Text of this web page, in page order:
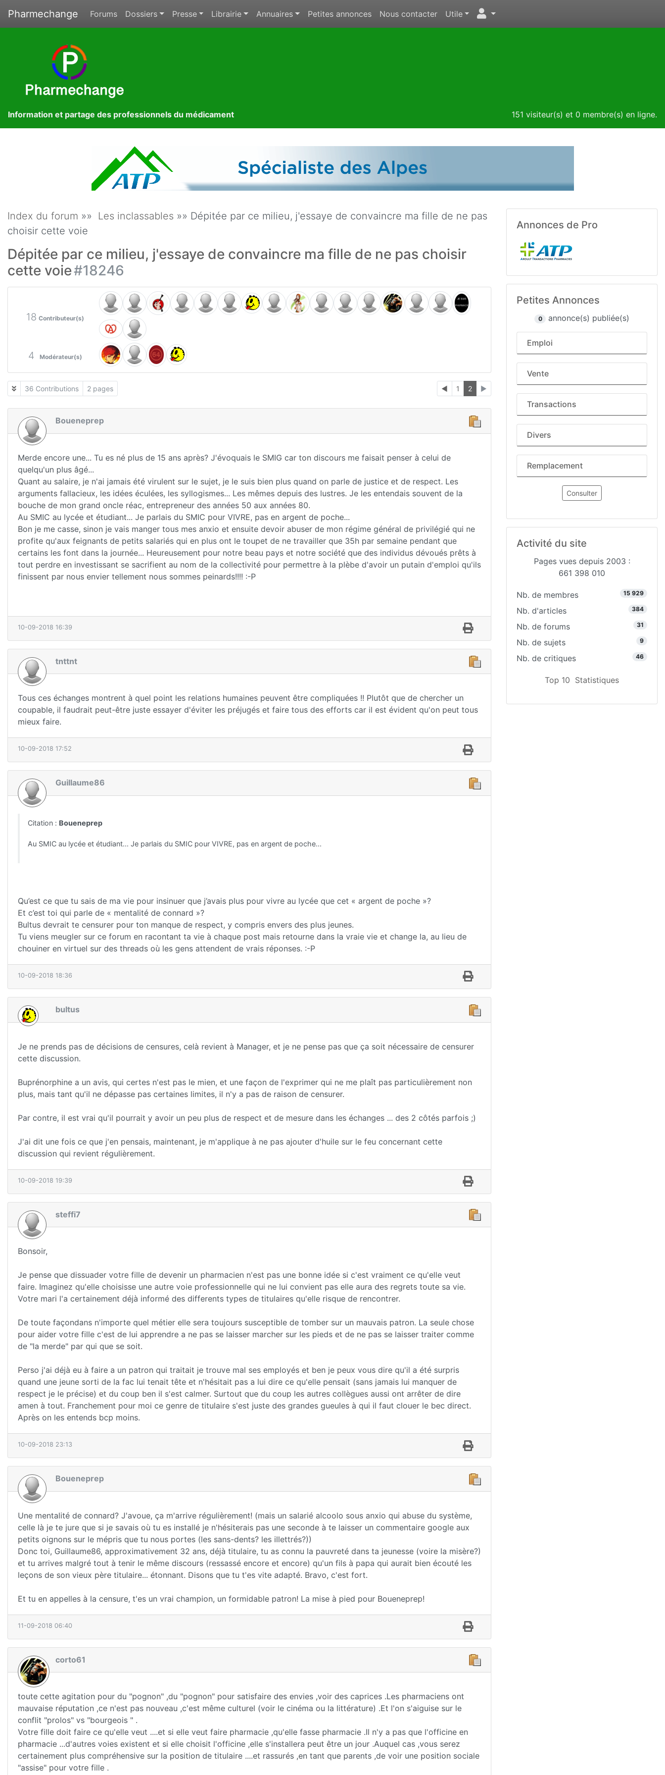
Pharmechange Forums Dossiers Presse Librairie Annuaires Petites annonces Nous contacter Utile
Information et partage des professionnels du médicament 151 visiteur(s) et 0 membre(s) en ligne.
Index du forum »» Les inclassables »» Dépitée par ce milieu, j'essaye de convaincre ma fille de ne pas
choisir cette voie
Dépitée par ce milieu, j'essaye de convaincre ma fille de ne pas choisir
cette voie#18246
18 Contributeur(s)
4 Modérateur(s)
36 Contributions 2 pages ◄ 1 2 ►
Boueneprep
Merde encore une... Tu es né plus de 15 ans après? J'évoquais le SMIG car ton discours me faisait penser à celui de
quelqu'un plus âgé...
Quant au salaire, je n'ai jamais été virulent sur le sujet, je le suis bien plus quand on parle de justice et de respect. Les
arguments fallacieux, les idées éculées, les syllogismes... Les mêmes depuis des lustres. Je les entendais souvent de la
bouche de mon grand oncle réac, entrepreneur des années 50 aux années 80.
Au SMIC au lycée et étudiant... Je parlais du SMIC pour VIVRE, pas en argent de poche...
Bon je me casse, sinon je vais manger tous mes anxio et ensuite devoir abuser de mon régime général de privilégié qui ne
profite qu'aux feignants de petits salariés qui en plus ont le toupet de ne travailler que 35h par semaine pendant que
certains les font dans la journée... Heureusement pour notre beau pays et notre société que des individus dévoués prêts à
tout perdre en investissant se sacrifient au nom de la collectivité pour permettre à la plèbe d'avoir un putain d'emploi qu'ils
finissent par nous envier tellement nous sommes peinards!!!! :-P
10-09-2018 16:39
tnttnt
Tous ces échanges montrent à quel point les relations humaines peuvent être compliquées !! Plutôt que de chercher un
coupable, il faudrait peut-être juste essayer d'éviter les préjugés et faire tous des efforts car il est évident qu'on peut tous
mieux faire.
10-09-2018 17:52
Guillaume86
Citation : Boueneprep
Au SMIC au lycée et étudiant... Je parlais du SMIC pour VIVRE, pas en argent de poche...
Qu’est ce que tu sais de ma vie pour insinuer que j’avais plus pour vivre au lycée que cet « argent de poche »?
Et c’est toi qui parle de « mentalité de connard »?
Bultus devrait te censurer pour ton manque de respect, y compris envers des plus jeunes.
Tu viens meugler sur ce forum en racontant ta vie à chaque post mais retourne dans la vraie vie et change la, au lieu de
chouiner en virtuel sur des threads où les gens attendent de vrais réponses. :-P
10-09-2018 18:36
bultus
Je ne prends pas de décisions de censures, celà revient à Manager, et je ne pense pas que ça soit nécessaire de censurer
cette discussion.
Buprénorphine a un avis, qui certes n'est pas le mien, et une façon de l'exprimer qui ne me plaît pas particulièrement non
plus, mais tant qu'il ne dépasse pas certaines limites, il n'y a pas de raison de censurer.
Par contre, il est vrai qu'il pourrait y avoir un peu plus de respect et de mesure dans les échanges ... des 2 côtés parfois ;)
J'ai dit une fois ce que j'en pensais, maintenant, je m'applique à ne pas ajouter d'huile sur le feu concernant cette
discussion qui revient régulièrement.
10-09-2018 19:39
steffi7
Bonsoir,
Je pense que dissuader votre fille de devenir un pharmacien n'est pas une bonne idée si c'est vraiment ce qu'elle veut
faire. Imaginez qu'elle choisisse une autre voie professionnelle qui ne lui convient pas elle aura des regrets toute sa vie.
Votre mari l'a certainement déjà informé des differents types de titulaires qu'elle risque de rencontrer.
De toute façondans n'importe quel métier elle sera toujours susceptible de tomber sur un mauvais patron. La seule chose
pour aider votre fille c'est de lui apprendre a ne pas se laisser marcher sur les pieds et de ne pas se laisser traiter comme
de "la merde" par qui que se soit.
Perso j'ai déjà eu à faire a un patron qui traitait je trouve mal ses employés et ben je peux vous dire qu'il a été surpris
quand une jeune sorti de la fac lui tenait tête et n'hésitait pas a lui dire ce qu'elle pensait (sans jamais lui manquer de
respect je le précise) et du coup ben il s'est calmer. Surtout que du coup les autres collègues aussi ont arrêter de dire
amen à tout. Franchement pour moi ce genre de titulaire s'est juste des grandes gueules à qui il faut clouer le bec direct.
Après on les entends bcp moins.
10-09-2018 23:13
Boueneprep
Une mentalité de connard? J'avoue, ça m'arrive régulièrement! (mais un salarié alcoolo sous anxio qui abuse du système,
celle là je te jure que si je savais où tu es installé je n'hésiterais pas une seconde à te laisser un commentaire google aux
petits oignons sur le mépris que tu nous portes (les sans-dents? les illettrés?))
Donc toi, Guillaume86, approximativement 32 ans, déjà titulaire, tu as connu la pauvreté dans ta jeunesse (voire la misère?)
et tu arrives malgré tout à tenir le même discours (ressassé encore et encore) qu'un fils à papa qui aurait bien écouté les
leçons de son vieux père titulaire... étonnant. Disons que tu t'es vite adapté. Bravo, c'est fort.
Et tu en appelles à la censure, t'es un vrai champion, un formidable patron! La mise à pied pour Boueneprep!
11-09-2018 06:40
corto61
toute cette agitation pour du "pognon" ,du "pognon" pour satisfaire des envies ,voir des caprices .Les pharmaciens ont
mauvaise réputation ,ce n'est pas nouveau ,c'est même culturel (voir le cinéma ou la littérature) .Et l'on s'aiguise sur le
conflit "prolos" vs "bourgeois " .
Votre fille doit faire ce qu'elle veut ....et si elle veut faire pharmacie ,qu'elle fasse pharmacie .Il n'y a pas que l'officine en
pharmacie ...d'autres voies existent et si elle choisit l'officine ,elle s'installera peut être un jour .Auquel cas ,vous serez
certainement plus compréhensive sur la position de titulaire ....et rassurés ,en tant que parents ,de voir une position sociale
"assise" pour votre fille .
Annonces de Pro
Petites Annonces
0 annonce(s) publiée(s)
Emploi
Vente
Transactions
Divers
Remplacement
Consulter
Activité du site
Pages vues depuis 2003 :
661 398 010
Nb. de membres 15 929
Nb. d'articles 384
Nb. de forums 31
Nb. de sujets 9
Nb. de critiques 46
Top 10 Statistiques